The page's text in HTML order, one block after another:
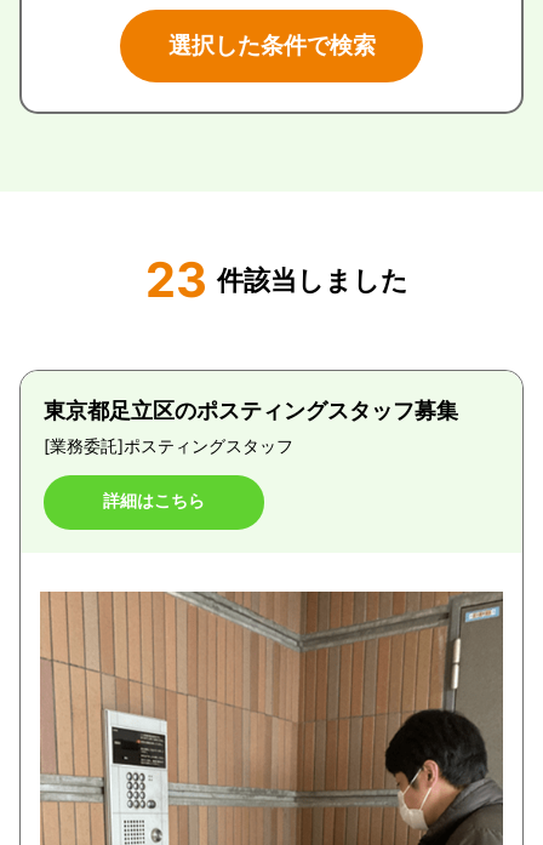
23 件該当しました
東京都足立区のポスティングスタッフ募集
[業務委託]ポスティングスタッフ
詳細はこちら